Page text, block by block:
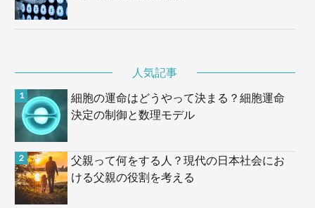
人気記事
細胞の運命はどうやって決まる？細胞運命
決定の制御と数理モデル
父親って何をする人？現代の日本社会にお
ける父親の役割を考える